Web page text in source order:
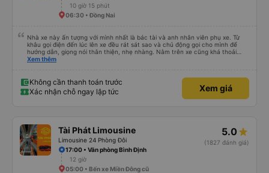
10 giờ 15 phút
06:30 • Đồng Nai
Nhà xe này ấn tượng với mình nhất là bác tài và anh nhân viên phụ xe. Từ
khâu gọi điện đến lúc lên xe đều rát sát sao và chủ động gọi cho mình để
hướng dẫn, giọng nói thân thiện, nhẹ nhàng. Nằm trên xe cũng khá thoải
mái, chăn nệm nước suối đầy đủ. Chuyến xe của mình hầu hết là các cô bác
nhưng các anh hướng dẫn mình xuống ở đây không có ma nào dám chở đâu
( vì đây là địa bàn của thế lực xe ôm ngầm, dân chơi cỏ kẹo ke...) Và thế là
mình được chở xuống Ngã 3 thành , nơi sáng sủa an toàn hơn. Một Chuyến
Xem thêm
Không cần thanh toán trước
Xác nhận chỗ ngay lập tức
Xem giá
Tài Phát Limousine
Limousine 24 Phòng Đôi
5.0
(1827 đánh giá)
17:00 • Văn phòng Bình Định
12 giờ
05:00 • Bến xe Miền Đông cũ